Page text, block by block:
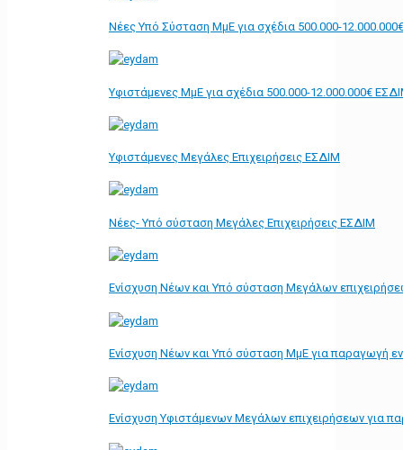
Νέες Υπό Σύσταση ΜμΕ για σχέδια 500.000-
Υφιστάμενες ΜμΕ για σχέδια 500.000-12.000.000€
Υφιστάμενες Μεγάλες Επιχειρήσεις ΕΣΔΙΜ
Νέες- Υπό σύσταση Μεγάλες Επιχειρήσεις ΕΣΔΙΜ
Ενίσχυση Νέων και Υπό σύσταση Μεγάλων
Ενίσχυση Νέων και Υπό σύσταση ΜμΕ για παραγωγή
Ενίσχυση Υφιστάμενων Μεγάλων επιχειρήσεων για